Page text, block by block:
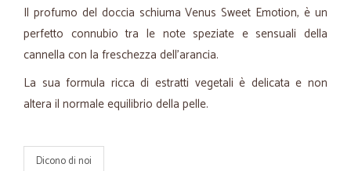
Il profumo del doccia schiuma Venus Sweet Emotion, è un
perfetto connubio tra le note speziate e sensuali della
cannella con la freschezza dell'arancia.
La sua formula ricca di estratti vegetali è delicata e non
altera il normale equilibrio della pelle.
Dicono di noi